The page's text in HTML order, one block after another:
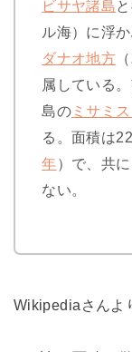
ビサヤ諸島
ル海）に浮
ダナオ地方 （
属している
島のミサミ
る。面積は
年）で、共
ない。
Wikipediaさんよ